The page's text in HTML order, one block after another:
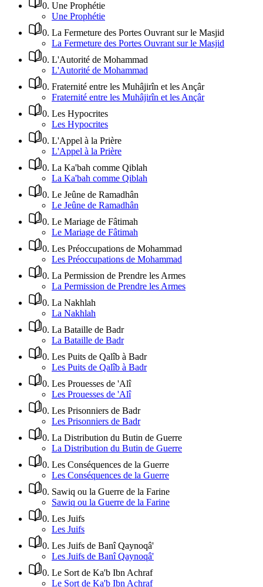
0. Une Prophétie
Une Prophétie
0. La Fermeture des Portes Ouvrant sur le Masjid
La Fermeture des Portes Ouvrant sur le Masjid
0. L'Autorité de Mohammad
L'Autorité de Mohammad
0. Fraternité entre les Muhâjirîn et les Ançâr
Fraternité entre les Muhâjirîn et les Ançâr
0. Les Hypocrites
Les Hypocrites
0. L'Appel à la Prière
L'Appel à la Prière
0. La Ka'bah comme Qiblah
La Ka'bah comme Qiblah
0. Le Jeûne de Ramadhân
Le Jeûne de Ramadhân
0. Le Mariage de Fâtimah
Le Mariage de Fâtimah
0. Les Préoccupations de Mohammad
Les Préoccupations de Mohammad
0. La Permission de Prendre les Armes
La Permission de Prendre les Armes
0. La Nakhlah
La Nakhlah
0. La Bataille de Badr
La Bataille de Badr
0. Les Puits de Qalîb à Badr
Les Puits de Qalîb à Badr
0. Les Prouesses de 'Alî
Les Prouesses de 'Alî
0. Les Prisonniers de Badr
Les Prisonniers de Badr
0. La Distribution du Butin de Guerre
La Distribution du Butin de Guerre
0. Les Conséquences de la Guerre
Les Conséquences de la Guerre
0. Sawiq ou la Guerre de la Farine
Sawiq ou la Guerre de la Farine
0. Les Juifs
Les Juifs
0. Les Juifs de Banî Qaynoqâ'
Les Juifs de Banî Qaynoqâ'
0. Le Sort de Ka'b Ibn Achraf
Le Sort de Ka'b Ibn Achraf